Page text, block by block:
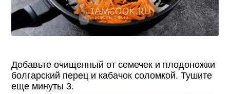
Добавьте очищенный от семечек и плодоножки
болгарский перец и кабачок соломкой. Тушите
еще минуты 3.